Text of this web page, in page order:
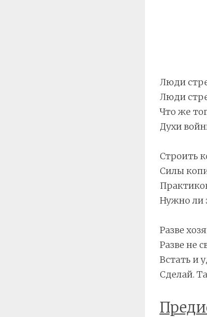
Люди
Люди
Что же
Духи
Строить
Силы
Нужно ли
Разве
Разве не
Встать и
Сделай.